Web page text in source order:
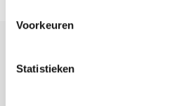
Voorkeuren
Statistieken
Schrijf je in voor